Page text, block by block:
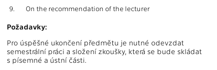
9.
On the recommendation of the lecturer
Požadavky:
Pro úspěšné ukončení předmětu je nutné odevzdat
semestrální práci a složení zkoušky, která se bude skládat
s písemné a ústní části.